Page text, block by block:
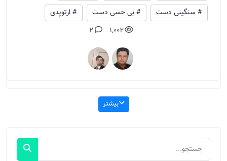
# سنگینی دست
# بی حسی دست
# ارتوپدی
1,002
2
بیشتر